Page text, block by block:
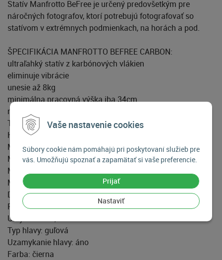
Vaše nastavenie cookies
Súbory cookie nám pomáhajú pri poskytovaní služieb pre
vás. Umožňujú spoznať a zapamätať si vaše preferencie.
Prijať
Nastaviť
Statív Manfrotto BeFree je určený predovšetkým pre
náročných fotografov, ktorí potrebujú fotografovať so
statívom v extrémnych podmienkach, na horách a pod.
ŠPECIFIKÁCIA MANFROTTO BEFREE CARBON:
ultraľahký statív z karbónových vlákien
eliminuje vibrácie
unesie až 8kg
minimálna pracovná výška iba 34cm
maximálna pracovná výška 150cm
Technické parametre:
Hmotnosť: 1350g
Materiál: uhlíkové vlákno
Max. nosnosť: 8kg
Min. výška: 49cm
Max. výška: 150cm
Dĺžka v zloženom stave: 32cm
Počet sekcií nôh: 4
Uhly nôh: 25°, 51°
Typ hlavy: guľová
Uzamykanie hlavy: áno
Farba: čierna